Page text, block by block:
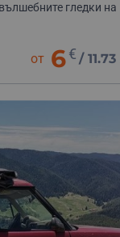
гледки на
от 6 € /11.73